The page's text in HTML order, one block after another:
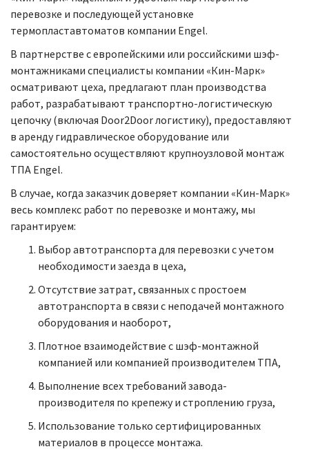
перевозке и последующей установке
термопластавтоматов компании Engel.
В партнерстве с европейскими или российскими шэф-
монтажниками специалисты компании «Кин-Марк»
осматривают цеха, предлагают план производства
работ, разрабатывают транспортно-логистическую
цепочку (включая Door2Door логистику), предоставляют
в аренду гидравлическое оборудование или
самостоятельно осуществляют крупноузловой монтаж
ТПА Engel.
В случае, когда заказчик доверяет компании «Кин-Марк»
весь комплекс работ по перевозке и монтажу, мы
гарантируем:
Выбор автотранспорта для перевозки с учетом
необходимости заезда в цеха,
Отсутствие затрат, связанных с простоем
автотранспорта в связи с неподачей монтажного
оборудования и наоборот,
Плотное взаимодействие с шэф-монтажной
компанией или компанией производителем ТПА,
Выполнение всех требований завода-
производителя по крепежу и строплению груза,
Использование только сертифицированных
материалов в процессе монтажа.